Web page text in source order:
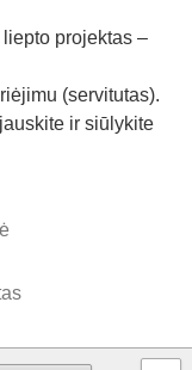
liepto projektas –
(servitutas).
ir siūlykite